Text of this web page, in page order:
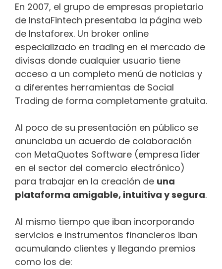
En 2007, el grupo de empresas propietario
de InstaFintech presentaba la página web
de Instaforex. Un broker online
especializado en trading en el mercado de
divisas donde cualquier usuario tiene
acceso a un completo menú de noticias y
a diferentes herramientas de Social
Trading de forma completamente gratuita.
Al poco de su presentación en público se
anunciaba un acuerdo de colaboración
con MetaQuotes Software (empresa líder
en el sector del comercio electrónico)
para trabajar en la creación de una
plataforma amigable, intuitiva y segura.
Al mismo tiempo que iban incorporando
servicios e instrumentos financieros iban
acumulando clientes y llegando premios
como los de: